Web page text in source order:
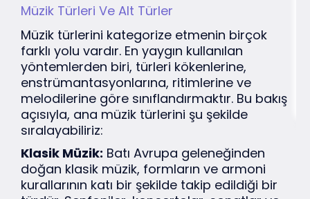
Müzik Türleri Ve Alt Türler
Müzik türlerini kategorize etmenin birçok
farklı yolu vardır. En yaygın kullanılan
yöntemlerden biri, türleri kökenlerine,
enstrümantasyonlarına, ritimlerine ve
melodilerine göre sınıflandırmaktır. Bu bakış
açısıyla, ana müzik türlerini şu şekilde
sıralayabiliriz:
Klasik Müzik: Batı Avrupa geleneğinden
doğan klasik müzik, formların ve armoni
kurallarının katı bir şekilde takip edildiği bir